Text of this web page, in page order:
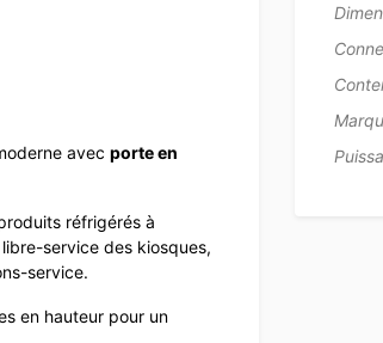
avec porte en
réfrigérés à
service des kiosques,
service.
en hauteur pour un